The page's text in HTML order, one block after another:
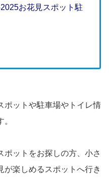
お花見スポット駐
ポットや駐車場やトイレ情
ポットをお探しの方、小さ
が楽しめるスポットへ行き